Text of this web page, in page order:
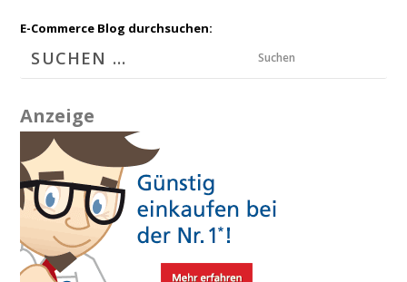
E-Commerce Blog durchsuchen:
Suchen
Anzeige